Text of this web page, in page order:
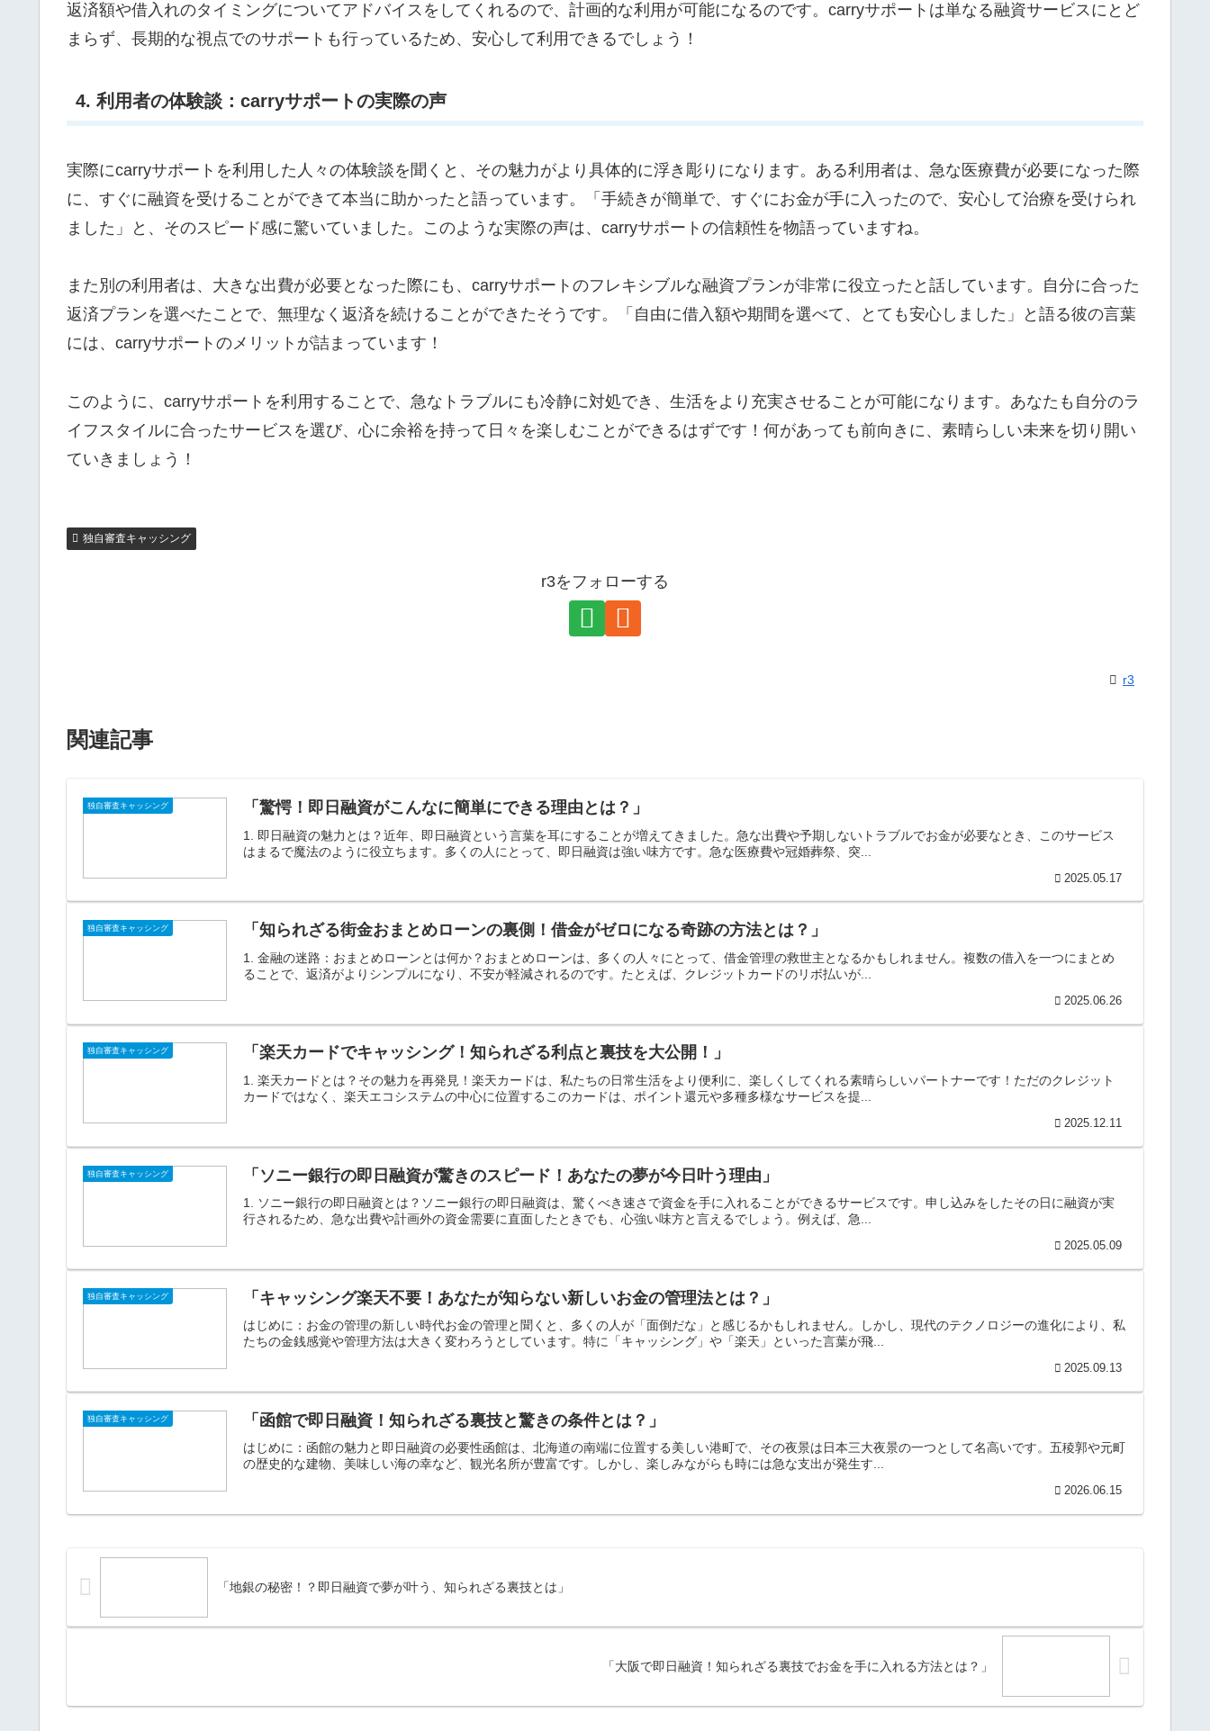
返済額や借入れのタイミングについてアドバイスをしてくれるので、計画的な利用が可能になるのです。carryサポートは単なる融資サービスにとど
まらず、長期的な視点でのサポートも行っているため、安心して利用できるでしょう！
4. 利用者の体験談：carryサポートの実際の声
実際にcarryサポートを利用した人々の体験談を聞くと、その魅力がより具体的に浮き彫りになります。ある利用者は、急な医療費が必要になった際
に、すぐに融資を受けることができて本当に助かったと語っています。「手続きが簡単で、すぐにお金が手に入ったので、安心して治療を受けられ
ました」と、そのスピード感に驚いていました。このような実際の声は、carryサポートの信頼性を物語っていますね。
また別の利用者は、大きな出費が必要となった際にも、carryサポートのフレキシブルな融資プランが非常に役立ったと話しています。自分に合った
返済プランを選べたことで、無理なく返済を続けることができたそうです。「自由に借入額や期間を選べて、とても安心しました」と語る彼の言葉
には、carryサポートのメリットが詰まっています！
このように、carryサポートを利用することで、急なトラブルにも冷静に対処でき、生活をより充実させることが可能になります。あなたも自分のラ
イフスタイルに合ったサービスを選び、心に余裕を持って日々を楽しむことができるはずです！何があっても前向きに、素晴らしい未来を切り開い
ていきましょう！
独自審査キャッシング
r3をフォローする
r3
関連記事
独自審査キャッシング 「驚愕！即日融資がこんなに簡単にできる理由とは？」
1. 即日融資の魅力とは？近年、即日融資という言葉を耳にすることが増えてきました。急な出費や予期しないトラブルでお金が必要なとき、このサービス
はまるで魔法のように役立ちます。多くの人にとって、即日融資は強い味方です。急な医療費や冠婚葬祭、突...
2025.05.17
独自審査キャッシング 「知られざる街金おまとめローンの裏側！借金がゼロになる奇跡の方法とは？」
1. 金融の迷路：おまとめローンとは何か？おまとめローンは、多くの人々にとって、借金管理の救世主となるかもしれません。複数の借入を一つにまとめ
ることで、返済がよりシンプルになり、不安が軽減されるのです。たとえば、クレジットカードのリボ払いが...
2025.06.26
独自審査キャッシング 「楽天カードでキャッシング！知られざる利点と裏技を大公開！」
1. 楽天カードとは？その魅力を再発見！楽天カードは、私たちの日常生活をより便利に、楽しくしてくれる素晴らしいパートナーです！ただのクレジット
カードではなく、楽天エコシステムの中心に位置するこのカードは、ポイント還元や多種多様なサービスを提...
2025.12.11
独自審査キャッシング 「ソニー銀行の即日融資が驚きのスピード！あなたの夢が今日叶う理由」
1. ソニー銀行の即日融資とは？ソニー銀行の即日融資は、驚くべき速さで資金を手に入れることができるサービスです。申し込みをしたその日に融資が実
行されるため、急な出費や計画外の資金需要に直面したときでも、心強い味方と言えるでしょう。例えば、急...
2025.05.09
独自審査キャッシング 「キャッシング楽天不要！あなたが知らない新しいお金の管理法とは？」
はじめに：お金の管理の新しい時代お金の管理と聞くと、多くの人が「面倒だな」と感じるかもしれません。しかし、現代のテクノロジーの進化により、私
たちの金銭感覚や管理方法は大きく変わろうとしています。特に「キャッシング」や「楽天」といった言葉が飛...
2025.09.13
独自審査キャッシング 「函館で即日融資！知られざる裏技と驚きの条件とは？」
はじめに：函館の魅力と即日融資の必要性函館は、北海道の南端に位置する美しい港町で、その夜景は日本三大夜景の一つとして名高いです。五稜郭や元町
の歴史的な建物、美味しい海の幸など、観光名所が豊富です。しかし、楽しみながらも時には急な支出が発生す...
2026.06.15
「地銀の秘密！？即日融資で夢が叶う、知られざる裏技とは」
「大阪で即日融資！知られざる裏技でお金を手に入れる方法とは？」